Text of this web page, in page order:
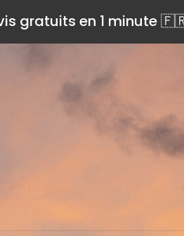
gratuits en 1 minute